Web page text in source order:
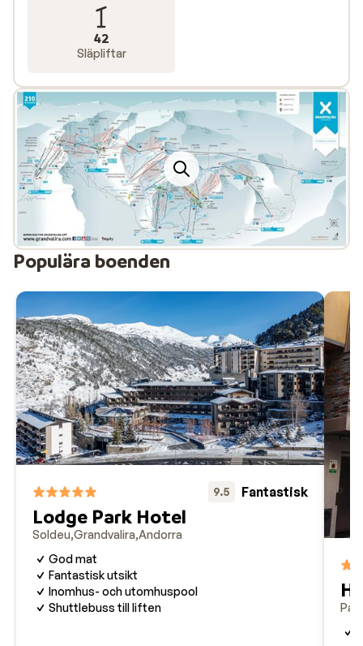
afterski-barer som är välbesökta av internationella
Sunweb har ett stort utbud av skidresor till
Grandvalira. Oavsett om din skidsemester ska vara
billig, lyxig eller bara till bästa priset, har Sunweb rätt
skidresor för dig. Semesterbostäderna består främst
av hotell och lägenheter. När du bokar skidresor till
Andorra med Sunweb inkluderas alltid liftkort i priset.
42
Släpliftar
Populära boenden
9.5 Fantastisk
Lodge Park Hotel
Soldeu Grandvalira Andorra
God mat
Fantastisk utsikt
Inomhus- och utomhuspool
Shuttlebuss till liften
Pas